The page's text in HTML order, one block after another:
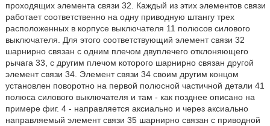
проходящих элемента связи 32. Каждый из этих элементов связи
работает соответственно на одну приводную штангу трех
расположенных в корпусе выключателя 11 полюсов силового
выключателя. Для этого соответствующий элемент связи 32
шарнирно связан с одним плечом двуплечего отклоняющего
рычага 33, с другим плечом которого шарнирно связан другой
элемент связи 34. Элемент связи 34 своим другим концом
установлен поворотно на первой полюсной частичной детали 41
полюса силового выключателя и там - как позднее описано на
примере фиг. 4 - направляется аксиально и через аксиально
направляемый элемент связи 35 шарнирно связан с приводной